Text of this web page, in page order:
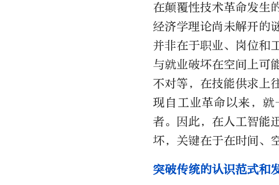
在颠覆性技术革命发生
经济学理论尚未解开的
并非在于职业、岗位和
与就业破坏在空间上可
不对等，在技能供求上
现自工业革命以来，
者。因此，在人工智能
坏，关键在于在时间、
突破传统的认识范式和